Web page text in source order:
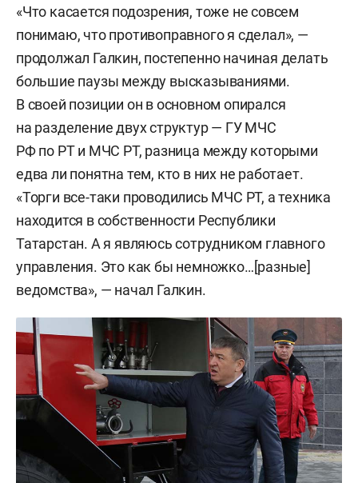
«Что касается подозрения, тоже не совсем
понимаю, что противоправного я сделал», —
продолжал Галкин, постепенно начиная делать
большие паузы между высказываниями.
В своей позиции он в основном опирался
на разделение двух структур — ГУ МЧС
РФ по РТ и МЧС РТ, разница между которыми
едва ли понятна тем, кто в них не работает.
«Торги все-таки проводились МЧС РТ, а техника
находится в собственности Республики
Татарстан. А я являюсь сотрудником главного
управления. Это как бы немножко…[разные]
ведомства», — начал Галкин.